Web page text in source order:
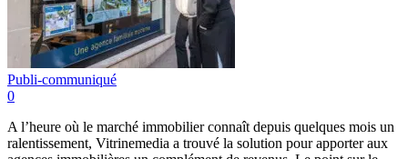
Publi-communiqué
0
A l’heure où le marché immobilier connaît depuis quelques mois un
ralentissement, Vitrinemedia a trouvé la solution pour apporter aux